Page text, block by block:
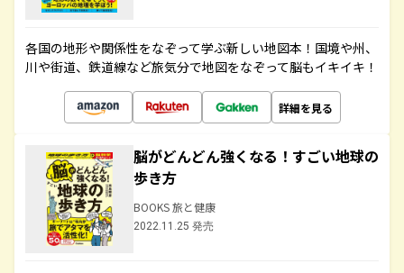
各国の地形や関係性をなぞって学ぶ新しい地図本！国境や州、
川や街道、鉄道線など旅気分で地図をなぞって脳もイキイキ！
詳細を見る
脳がどんどん強くなる！すごい地球の
歩き方
BOOKS 旅と健康
2022.11.25 発売